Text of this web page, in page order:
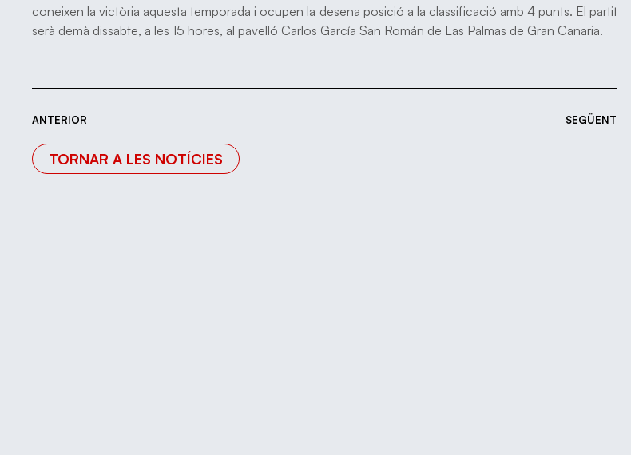
coneixen la victòria aquesta temporada i ocupen la desena posició a la classificació amb 4 punts. El partit
serà demà dissabte, a les 15 hores, al pavelló Carlos García San Román de Las Palmas de Gran Canaria.
ANTERIOR SEGÜENT
TORNAR A LES NOTÍCIES